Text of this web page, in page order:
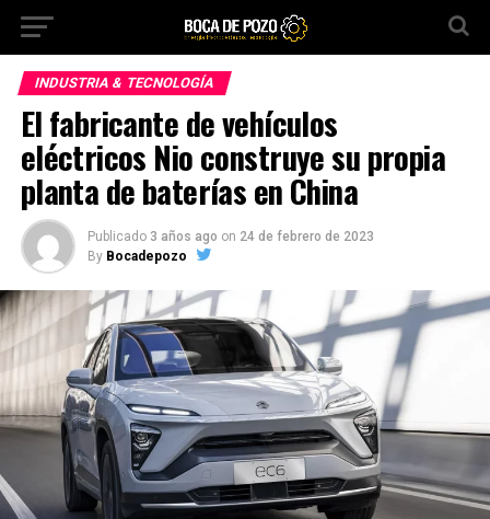
INDUSTRIA & TECNOLOGÍA
El fabricante de vehículos
eléctricos Nio construye su propia
planta de baterías en China
Publicado 3 años ago on 24 de febrero de 2023
By Bocadepozo